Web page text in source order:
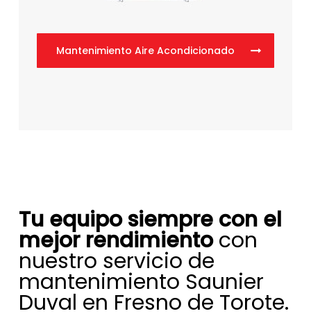
Mantenimiento Aire Acondicionado
Tu equipo siempre con el
mejor rendimientocon
nuestro servicio de
mantenimiento Saunier
Duval en Fresno de Torote.